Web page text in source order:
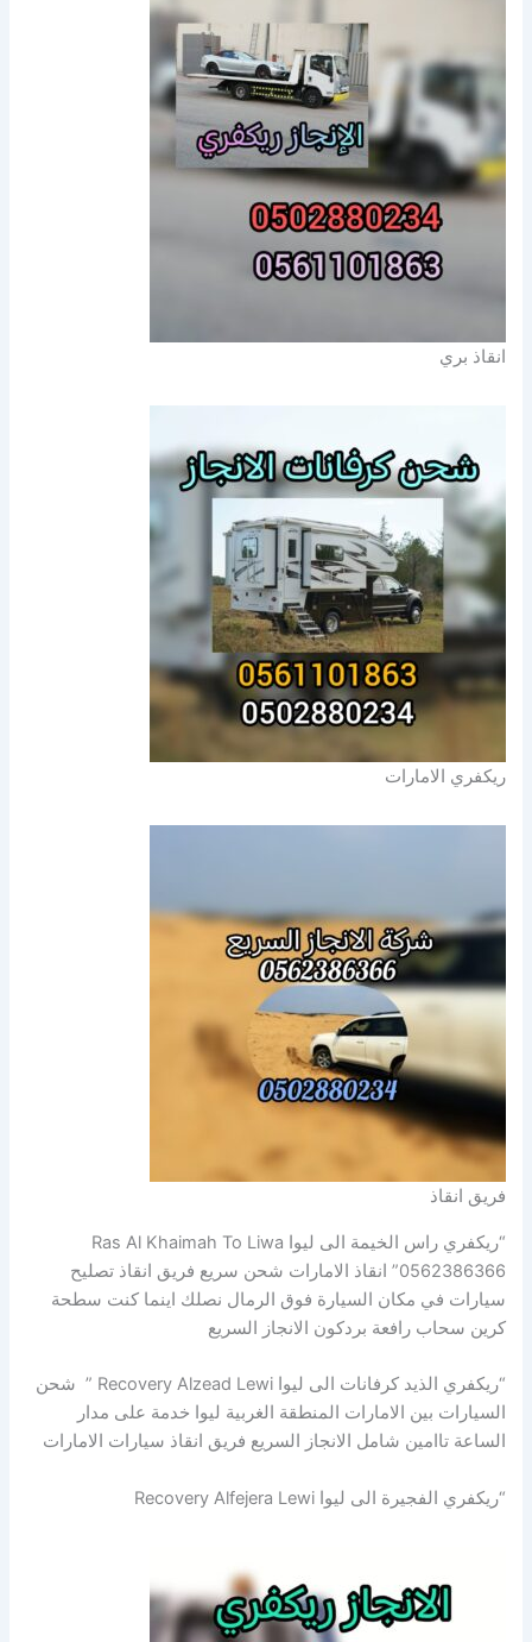
انقاذ بري
ريكفري الامارات
فريق انقاذ
“ريكفري راس الخيمة الى ليوا Ras Al Khaimah To Liwa
0562386366” انقاذ الامارات شحن سريع فريق انقاذ تصليح
سيارات في مكان السيارة فوق الرمال نصلك اينما كنت سطحة
كرين سحاب رافعة بردكون الانجاز السريع
“ريكفري الذيد كرفانات الى ليوا Recovery Alzead Lewi ” شحن
السيارات بين الامارات المنطقة الغربية ليوا خدمة على مدار
الساعة تاامين شامل الانجاز السريع فريق انقاذ سيارات الامارات
“ريكفري الفجيرة الى ليوا Recovery Alfejera Lewi